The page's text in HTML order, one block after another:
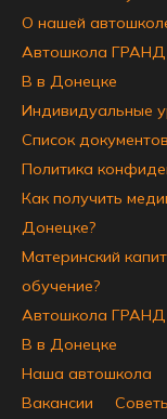
О нашей
Автошкола ГРАНД
B в Донецке
Индивидуальные
Список
Политика
Как получить
Донецке?
Материнский
обучение?
Автошкола ГРАНД
B в Донецке
Наша автошкола
Вакансии